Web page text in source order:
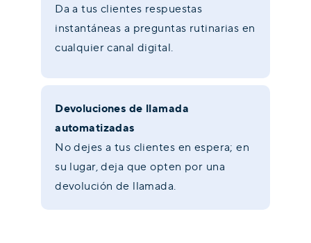
Da a tus clientes respuestas
instantáneas a preguntas rutinarias en
cualquier canal digital.
Devoluciones de llamada
automatizadas
No dejes a tus clientes en espera; en
su lugar, deja que opten por una
devolución de llamada.